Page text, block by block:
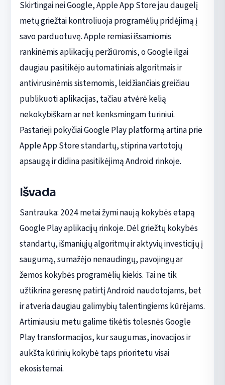
Skirtingai nei Google, Apple App Store jau daugelį
metų griežtai kontroliuoja programėlių pridėjimą į
savo parduotuvę. Apple remiasi išsamiomis
rankinėmis aplikacijų peržiūromis, o Google ilgai
daugiau pasitikėjo automatiniais algoritmais ir
antivirusinėmis sistemomis, leidžiančiais greičiau
publikuoti aplikacijas, tačiau atvėrė kelią
nekokybiškam ar net kenksmingam turiniui.
Pastarieji pokyčiai Google Play platformą artina prie
Apple App Store standartų, stiprina vartotojų
apsaugą ir didina pasitikėjimą Android rinkoje.
Išvada
Santrauka: 2024 metai žymi naują kokybės etapą
Google Play aplikacijų rinkoje. Dėl griežtų kokybės
standartų, išmaniųjų algoritmų ir aktyvių investicijų į
saugumą, sumažėjo nenaudingų, pavojingų ar
žemos kokybės programėlių kiekis. Tai ne tik
užtikrina geresnę patirtį Android naudotojams, bet
ir atveria daugiau galimybių talentingiems kūrėjams.
Artimiausiu metu galime tikėtis tolesnės Google
Play transformacijos, kur saugumas, inovacijos ir
aukšta kūrinių kokybė taps prioritetu visai
ekosistemai.